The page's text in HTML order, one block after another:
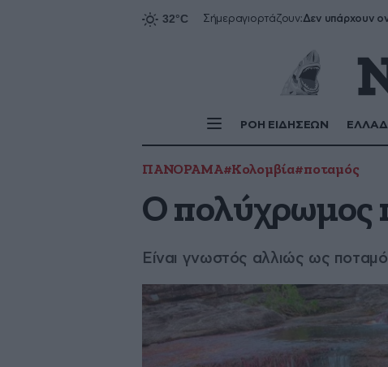
Σήμεραγιορτάζουν:Δεν υπάρχουν
ΡΟΗ ΕΙΔΗΣΕΩΝ
ΠΑΝΟΡΑΜΑ#Κολομβία#ποταμός
Ο πολύχρωμος
Είναι γνωστός αλλιώς ως